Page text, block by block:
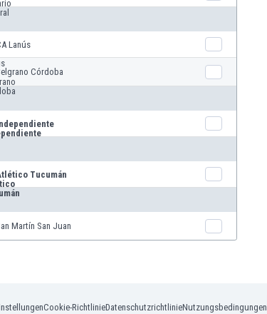
Lanús
Córdoba
Tucumán
Martín San Juan
Cookie-RichtlinieDatenschutzrichtlinieNutzungsbedingungen